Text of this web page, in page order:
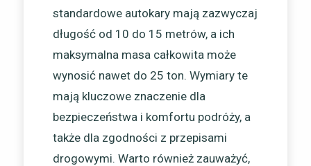
standardowe autokary mają zazwyczaj
długość od 10 do 15 metrów, a ich
maksymalna masa całkowita może
wynosić nawet do 25 ton. Wymiary te
mają kluczowe znaczenie dla
bezpieczeństwa i komfortu podróży, a
także dla zgodności z przepisami
drogowymi. Warto również zauważyć,